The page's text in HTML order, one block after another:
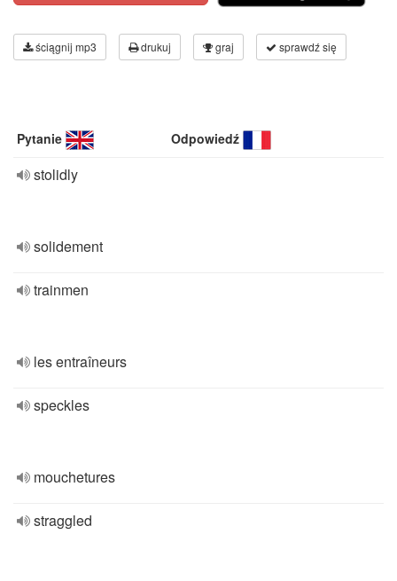
ściągnij mp3 drukuj graj sprawdź się
Pytanie Odpowiedź
stolidly
solidement
trainmen
les entraîneurs
speckles
mouchetures
straggled